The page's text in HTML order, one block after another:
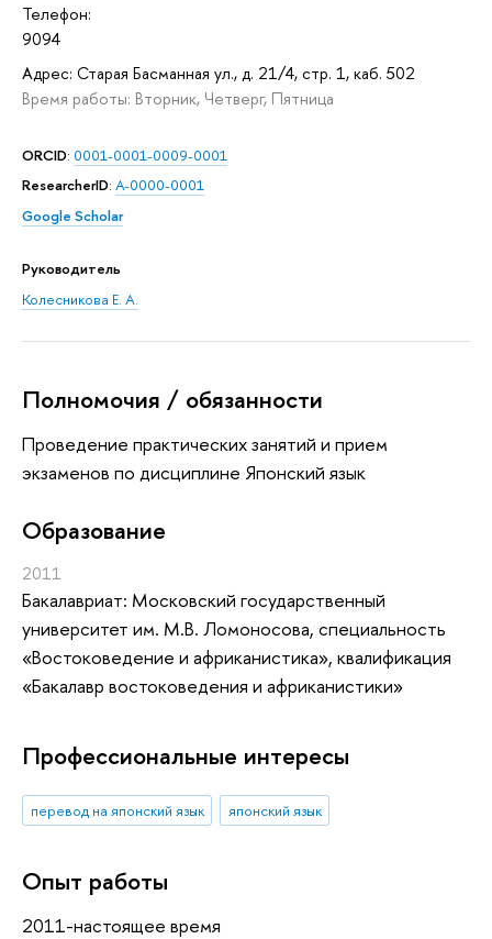
Телефон:
9094
Адрес: Старая Басманная ул., д. 21/4, стр. 1, каб. 502
Время работы: Вторник, Четверг, Пятница
ORCID: 0001-0001-0009-0001
ResearcherID: A-0000-0001
Google Scholar
Руководитель
Колесникова Е. А.
Полномочия / обязанности
Проведение практических занятий и прием
экзаменов по дисциплине Японский язык
Oбразование
2011
Бакалавриат: Московский государственный
университет им. М.В. Ломоносова, специальность
«Востоковедение и африканистика», квалификация
«Бакалавр востоковедения и африканистики»
Профессиональные интересы
перевод на японский язык японский язык
Опыт работы
2011-настоящее время